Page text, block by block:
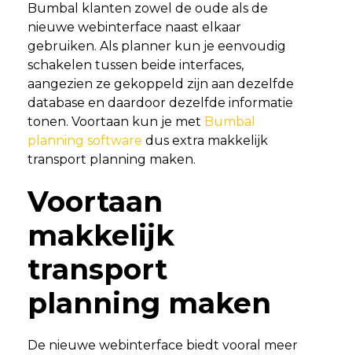
Bumbal klanten zowel de oude als de
nieuwe webinterface naast elkaar
gebruiken. Als planner kun je eenvoudig
schakelen tussen beide interfaces,
aangezien ze gekoppeld zijn aan dezelfde
database en daardoor dezelfde informatie
tonen. Voortaan kun je met Bumbal
planning software dus extra makkelijk
transport planning maken.
Voortaan
makkelijk
transport
planning maken
De nieuwe webinterface biedt vooral meer